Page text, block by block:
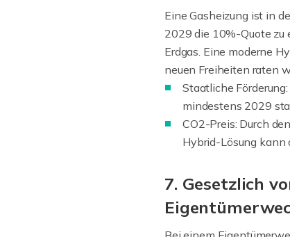
Eine Gasheizung ist in
2029 die 10%-Quote zu
Erdgas. Eine moderne
neuen Freiheiten raten
Staatliche
mindestens 2029
CO2-Preis: Durch
Hybrid-Lösung kann
7. Gesetzlich